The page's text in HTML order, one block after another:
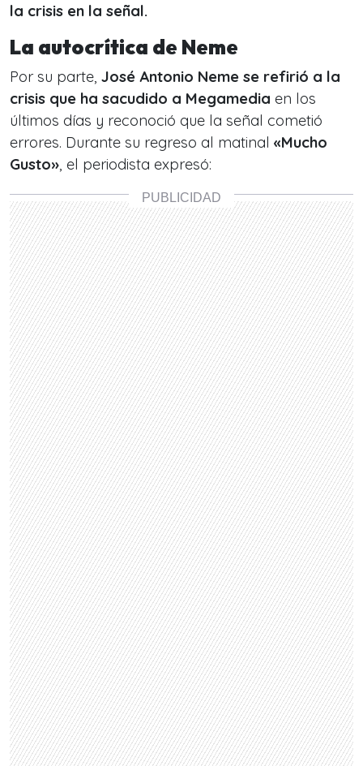
la crisis en la señal.
La autocrítica de Neme
Por su parte, José Antonio Neme se refirió a la
crisis que ha sacudido a Megamedia en los
últimos días y reconoció que la señal cometió
errores. Durante su regreso al matinal «Mucho
Gusto», el periodista expresó: